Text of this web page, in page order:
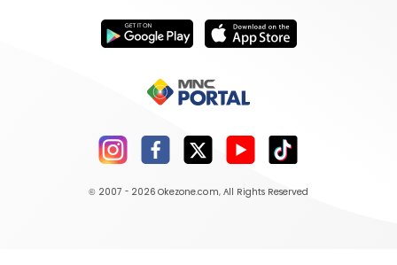
© 2007 - 2026 Okezone.com, All Rights Reserved